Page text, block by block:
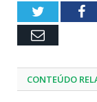
Twitter
Email
CONTEÚDO